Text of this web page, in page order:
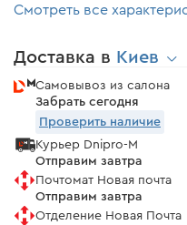
Смотреть все
Доставка в Киев
Самовывоз из салона
Забрать сегодня
Проверить наличие
Курьер Dnipro-M
Отправим завтра
Почтомат Новая почта
Отправим завтра
Отделение Новая Почта